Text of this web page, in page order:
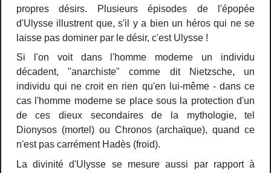
propres désirs. Plusieurs épisodes de l'épopée
d'Ulysse illustrent que, s'il y a bien un héros qui ne se
laisse pas dominer par le désir, c'est Ulysse !
Si l'on voit dans l'homme moderne un individu
décadent, "anarchiste" comme dit Nietzsche, un
individu qui ne croit en rien qu'en lui-même - dans ce
cas l'homme moderne se place sous la protection d'un
de ces dieux secondaires de la mythologie, tel
Dionysos (mortel) ou Chronos (archaïque), quand ce
n'est pas carrément Hadès (froid).
La divinité d'Ulysse se mesure aussi par rapport à